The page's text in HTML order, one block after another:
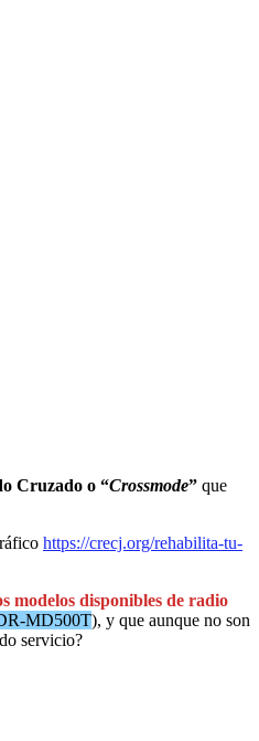
Cruzado o “Crossmode” que
https://crecj.org/rehabilita-tu-
modelos disponibles de radio
MD500T), y que aunque no son
servicio?